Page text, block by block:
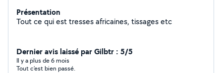
Présentation
Tout ce qui est tresses africaines, tissages etc
Dernier avis laissé par Gilbtr : 5/5
Il y a plus de 6 mois
Tout c’est bien passé.